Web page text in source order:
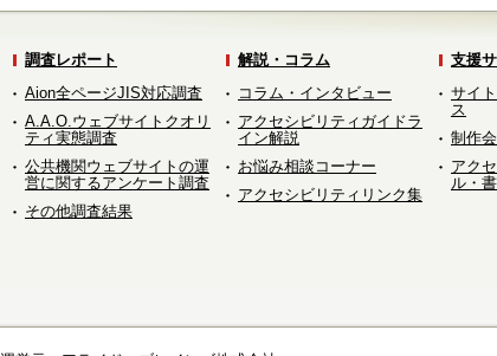
調査レポート
Aion全ページJIS対応調査
A.A.O.ウェブサイトクオリ
ティ実態調査
公共機関ウェブサイトの運
営に関するアンケート調査
その他調査結果
解説・コラム
コラム・インタビュー
アクセシビリティガイドラ
イン解説
お悩み相談コーナー
アクセシビリティリンク集
支援
サイ
ス
制作
アク
ル・